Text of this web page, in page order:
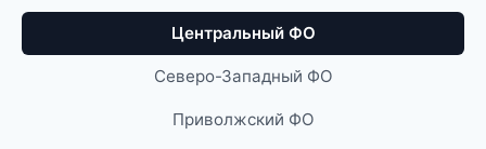
Центральный ФО
Северо-Западный ФО
Приволжский ФО